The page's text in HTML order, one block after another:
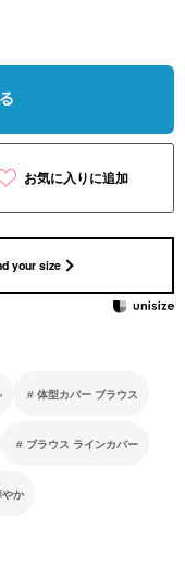
お気に入りに追加
your size
体型カバー ブラウス
ブラウス ラインカバー
やか